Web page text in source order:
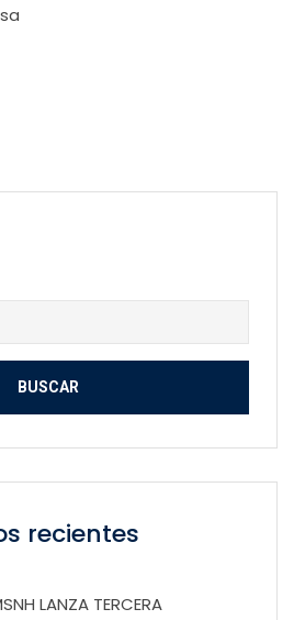
recientes
LANZA TERCERA